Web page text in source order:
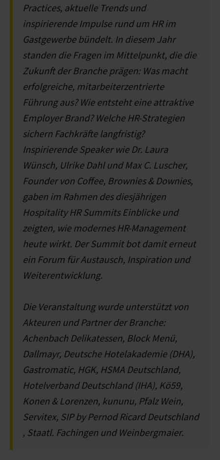
Practices, aktuelle Trends und
inspirierende Impulse rund um HR im
Gastgewerbe bündelt. In diesem Jahr
standen die Fragen im Mittelpunkt, die die
Zukunft der Branche prägen: Was macht
erfolgreiche, mitarbeiterzentrierte
Führung aus? Wie entsteht eine attraktive
Employer Brand? Welche HR-Strategien
sichern Fachkräfte langfristig?
Inspirierende Speaker wie Dr. Laura
Wünsch, Ulrike Dahl und Max C. Luscher,
Founder von Coffee, Brownies & Downies,
gaben im Rahmen des diesjährigen
Hospitality HR Summits Einblicke und
zeigten, wie modernes HR-Management
heute wirkt. Der Summit bot damit erneut
ein Forum für Austausch, Inspiration und
Weiterentwicklung.
Die Veranstaltung wurde unterstützt von
Akteuren und Partner der Branche:
Achenbach Delikatessen, Block Menü,
Dallmayr, Deutsche Hotelakademie (DHA),
Gastromatic, HGK, HSMA Deutschland,
Hotelverband Deutschland (IHA), Kö59,
Konen & Lorenzen, kununu, Pfalz Wein,
Servitex, SIP by Pernod Ricard Deutschland
, Staatl. Fachingen und Weinbergmaier.